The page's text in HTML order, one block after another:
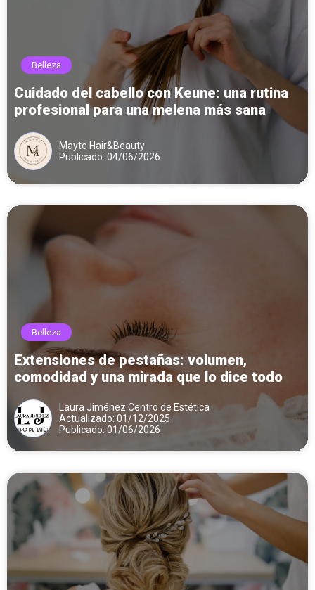
Belleza
Cuidado del cabello con Keune: una rutina
profesional para una melena más sana
Mayte Hair&Beauty
Publicado: 04/06/2026
Belleza
Extensiones de pestañas: volumen,
comodidad y una mirada que lo dice todo
Laura Jiménez Centro de Estética
Actualizado: 01/12/2025
Publicado: 01/06/2026